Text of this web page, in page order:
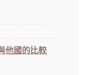
他國的比較